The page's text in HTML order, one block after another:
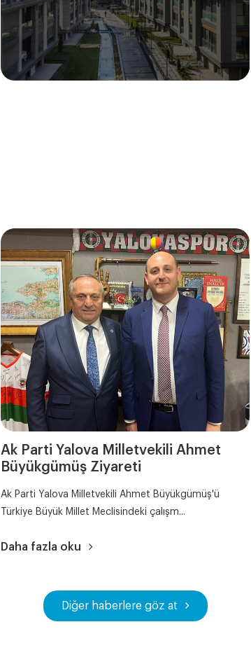
Ak Parti Yalova Milletvekili Ahmet
Büyükgümüş Ziyareti
Ak Parti Yalova Milletvekili Ahmet Büyükgümüş'ü
Türkiye Büyük Millet Meclisindeki çalışm...
Daha fazla oku
Diğer haberlere göz at